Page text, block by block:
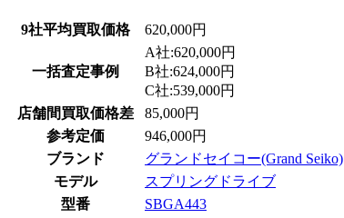
9社平均買取価格 620,000円
一括査定事例
A社:620,000円
B社:624,000円
C社:539,000円
店舗間買取価格差
85,000円
参考定価
946,000円
ブランド
グランドセイコー(Grand Seiko)
モデル
スプリングドライブ
型番
SBGA443